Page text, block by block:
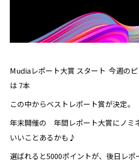
Mudiaレポート大賞 スタート 今週の
は 7本
この中からベストレポート賞が決定。
年末開催の 年間レポート大賞にノミ
いいことあるかも♪
選ばれると5000ポイントが、後日レポ